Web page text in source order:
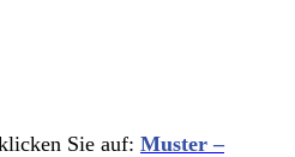
Sie auf: Muster –